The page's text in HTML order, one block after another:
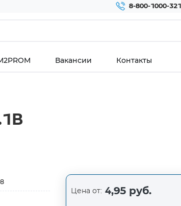
8-800-1000-321
Вакансии Контакты
Цена от: 4,95 руб.